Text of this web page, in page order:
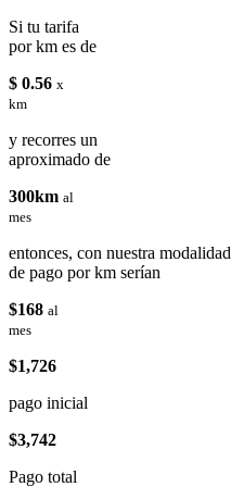
Si tu tarifa
por km es de
$ 0.56 x
km
y recorres un
aproximado de
300km al
mes
entonces, con nuestra modalidad
de pago por km serían
$168 al
mes
$1,726
pago inicial
$3,742
Pago total